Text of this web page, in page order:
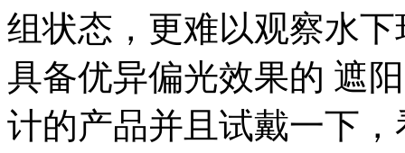
组状态，更难以观察水
具备优异偏光效果的 遮
计的产品并且试戴一下